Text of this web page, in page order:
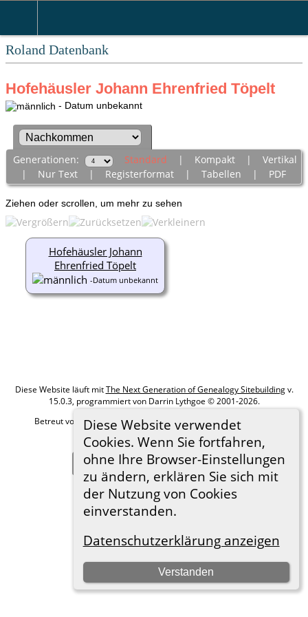
Roland Datenbank
Diese Website verwendet
Cookies. Wenn Sie fortfahren,
ohne Ihre Browser-Einstellungen
zu ändern, erklären Sie sich mit
der Nutzung von Cookies
einverstanden.
Datenschutzerklärung anzeigen
Verstanden
Hofehäusler Johann Ehrenfried Töpelt
- Datum unbekannt
Generationen: Standard | Kompakt| Vertikal
| Nur Text| Registerformat| Tabellen | PDF
Ziehen oder scrollen, um mehr zu sehen
Hofehäusler Johann
Ehrenfried Töpelt
-Datum unbekannt
Diese Website läuft mitThe Next Generation of Genealogy Sitebuildingv.
15.0.3, programmiert von Darrin Lythgoe © 2001-2026.
Betreut von
Roland zu Dortmund e.V.. |Datenschutzerklärung
Hier geht es zum Impressum
Zur Desktop-Webseite wechseln